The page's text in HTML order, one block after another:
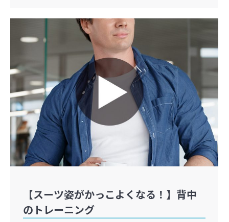
【スーツ姿がかっこよくなる！】背中
のトレーニング